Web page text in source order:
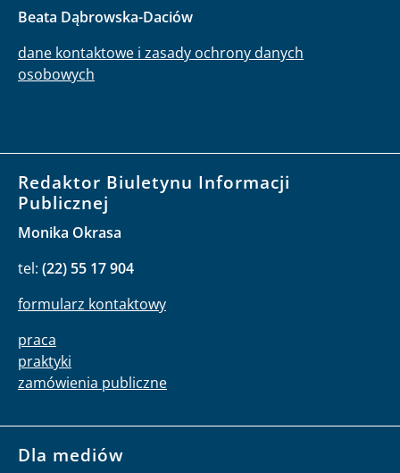
Beata Dąbrowska-Daciów
dane kontaktowe i zasady ochrony danych
osobowych
Redaktor Biuletynu Informacji
Publicznej
Monika Okrasa
tel: (22) 55 17 904
formularz kontaktowy
praca
praktyki
zamówienia publiczne
Dla mediów